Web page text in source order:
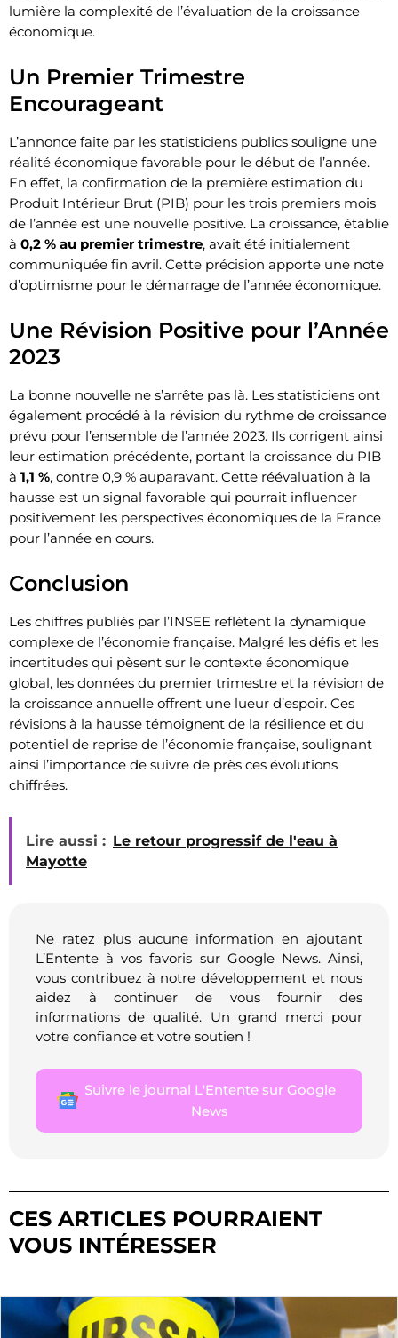
lumière la complexité de l’évaluation de la croissance
économique.
Un Premier Trimestre
Encourageant
L’annonce faite par les statisticiens publics souligne une
réalité économique favorable pour le début de l’année.
En effet, la confirmation de la première estimation du
Produit Intérieur Brut (PIB) pour les trois premiers mois
de l’année est une nouvelle positive. La croissance, établie
à 0,2 % au premier trimestre, avait été initialement
communiquée fin avril. Cette précision apporte une note
d’optimisme pour le démarrage de l’année économique.
Une Révision Positive pour l’Année
2023
La bonne nouvelle ne s’arrête pas là. Les statisticiens ont
également procédé à la révision du rythme de croissance
prévu pour l’ensemble de l’année 2023. Ils corrigent ainsi
leur estimation précédente, portant la croissance du PIB
à 1,1 %, contre 0,9 % auparavant. Cette réévaluation à la
hausse est un signal favorable qui pourrait influencer
positivement les perspectives économiques de la France
pour l’année en cours.
Conclusion
Les chiffres publiés par l’INSEE reflètent la dynamique
complexe de l’économie française. Malgré les défis et les
incertitudes qui pèsent sur le contexte économique
global, les données du premier trimestre et la révision de
la croissance annuelle offrent une lueur d’espoir. Ces
révisions à la hausse témoignent de la résilience et du
potentiel de reprise de l’économie française, soulignant
ainsi l’importance de suivre de près ces évolutions
chiffrées.
Lire aussi : Le retour progressif de l'eau à
Mayotte
Ne ratez plus aucune information en ajoutant
L’Entente à vos favoris sur Google News. Ainsi,
vous contribuez à notre développement et nous
aidez à continuer de vous fournir des
informations de qualité. Un grand merci pour
votre confiance et votre soutien !
Suivre le journal L'Entente sur Google
News
CES ARTICLES POURRAIENT
VOUS INTÉRESSER